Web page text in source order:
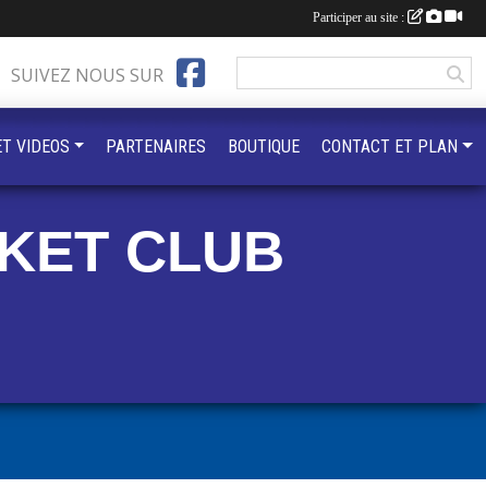
CLUB
SUIVEZ NOUS SUR
VIDEOS PARTENAIRES BOUTIQUE CONTACT ET PLAN
Participer au site :